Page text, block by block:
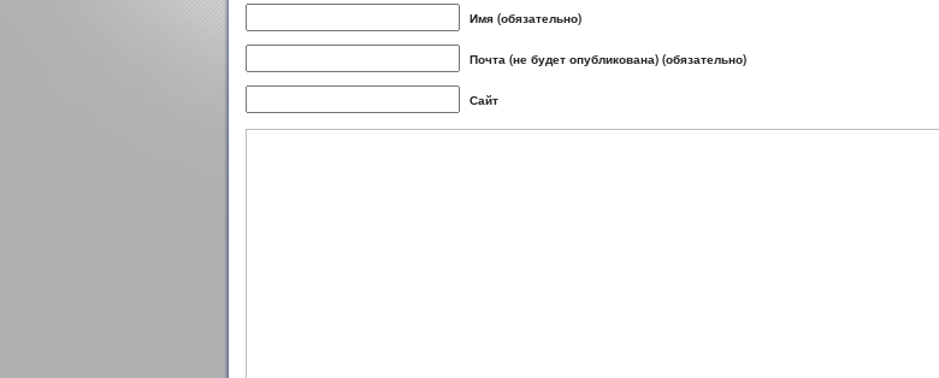
Имя (обязательно)
Почта (не будет опубликована) (обязательно)
Сайт